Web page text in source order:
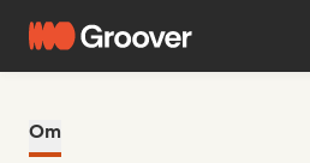
Om